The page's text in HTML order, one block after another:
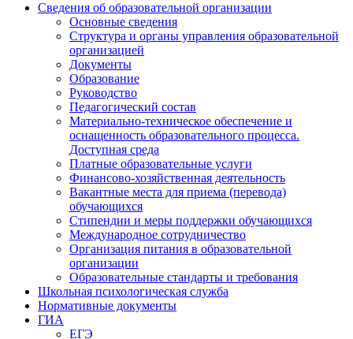
Сведения об образовательной организации
Основные сведения
Структура и органы управления образовательной
организацией
Документы
Образование
Руководство
Педагогический состав
Материально-техническое обеспечение и
оснащенность образовательного процесса.
Доступная среда
Платные образовательные услуги
Финансово-хозяйственная деятельность
Вакантные места для приема (перевода)
обучающихся
Стипендии и меры поддержки обучающихся
Международное сотрудничество
Организация питания в образовательной
организации
Образовательные стандарты и требования
Школьная психологическая служба
Нормативные документы
ГИА
ЕГЭ